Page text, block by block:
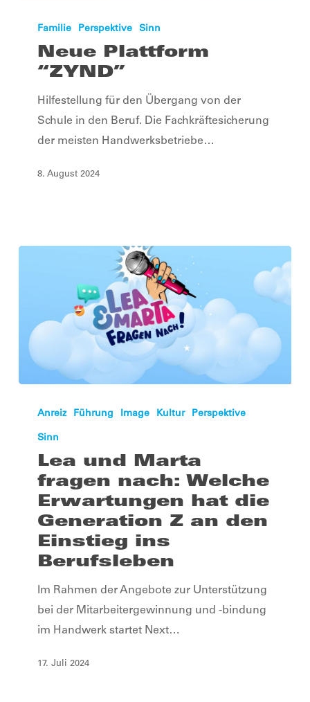
Plattform
“ZYND”
Familie Perspektive Sinn
Neue Plattform
“ZYND”
Hilfestellung für den Übergang von der
Schule in den Beruf. Die Fachkräftesicherung
der meisten Handwerksbetriebe…
8. August 2024
und
Marta
fragen
nach:
Welche
Erwartungen
Anreiz Führung Image Kultur Perspektive
Sinn
Lea und Marta
fragen nach: Welche
Erwartungen hat die
Generation Z an den
Einstieg ins
Berufsleben
Im Rahmen der Angebote zur Unterstützung
bei der Mitarbeitergewinnung und -bindung
im Handwerk startet Next…
17. Juli 2024